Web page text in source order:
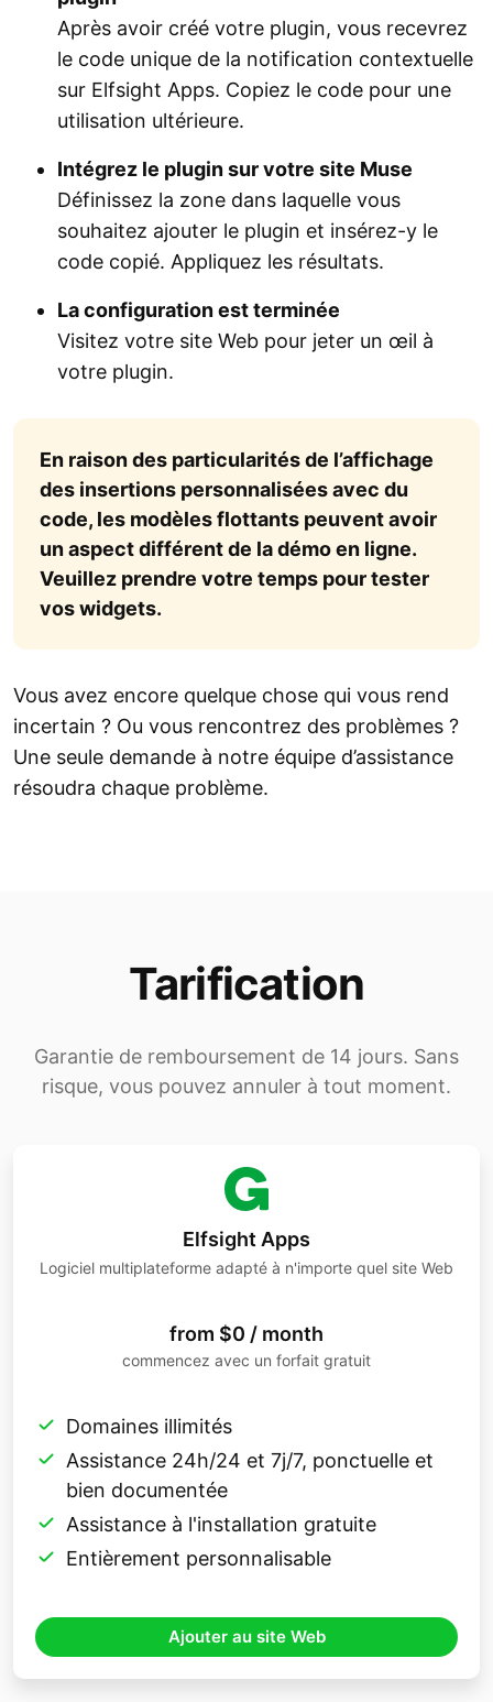
Après avoir créé votre plugin, vous recevrez
le code unique de la notification contextuelle
sur Elfsight Apps. Copiez le code pour une
utilisation ultérieure.
Intégrez le plugin sur votre site Muse
Définissez la zone dans laquelle vous
souhaitez ajouter le plugin et insérez-y le
code copié. Appliquez les résultats.
La configuration est terminée
Visitez votre site Web pour jeter un œil à
votre plugin.
En raison des particularités de l’affichage
des insertions personnalisées avec du
code, les modèles flottants peuvent avoir
un aspect différent de la démo en ligne.
Veuillez prendre votre temps pour tester
vos widgets.
Vous avez encore quelque chose qui vous rend
incertain ? Ou vous rencontrez des problèmes ?
Une seule demande à notre équipe d’assistance
résoudra chaque problème.
Tarification
Garantie de remboursement de 14 jours. Sans
risque, vous pouvez annuler à tout moment.
Elfsight Apps
Logiciel multiplateforme adapté à n'importe quel site Web
from $0 / month
commencez avec un forfait gratuit
Domaines illimités
Assistance 24h/24 et 7j/7, ponctuelle et
bien documentée
Assistance à l'installation gratuite
Entièrement personnalisable
Ajouter au site Web